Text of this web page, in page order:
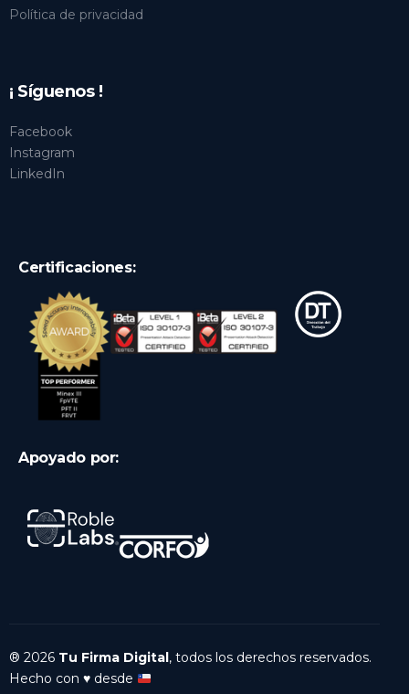
Política de privacidad
¡ Síguenos !
Facebook
Instagram
LinkedIn
Certificaciones:
Apoyado por:
® 2026 Tu Firma Digital, todos los derechos reservados.
Hecho con ♥️ desde
Ingresar